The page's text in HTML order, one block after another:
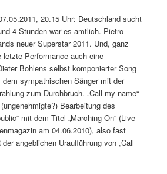
20.15 Uhr: Deutschland sucht
4 Stunden war es amtlich. Pietro
neuer Superstar 2011. Und, ganz
letzte Performance auch eine
Bohlens selbst komponierter Song
dem sympathischen Sänger mit der
zum Durchbruch. „Call my name“
Bearbeitung des
mit dem Titel „Marching On“ (Live
am 04.06.2010), also fast
angeblichen Uraufführung von „Call